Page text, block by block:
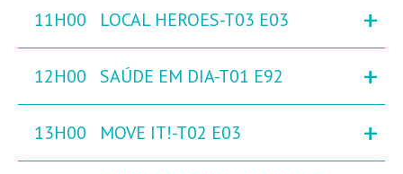
11H00 LOCAL HEROES-T03 E03 +
12H00 SAÚDE EM DIA-T01 E92 +
13H00 MOVE IT!-T02 E03 +